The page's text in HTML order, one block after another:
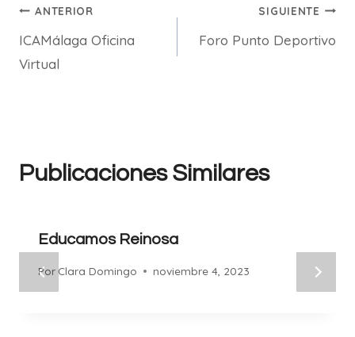
Navegación
de
ANTERIOR
ICAMálaga Oficina
Virtual
SIGUIENTE
Foro Punto Deportivo
Publicaciones Similares
Educamos Reinosa
Por Clara Domingo noviembre 4, 2023